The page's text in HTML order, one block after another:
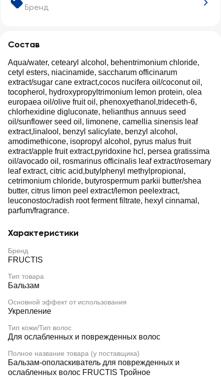
Бренд
Состав
Aqua/water, cetearyl alcohol, behentrimonium chloride,
cetyl esters, niacinamide, saccharum officinarum
extract/sugar cane extract,cocos nucifera oil/coconut oil,
tocopherol, hydroxypropyltrimonium lemon protein, olea
europaea oil/olive fruit oil, phenoxyethanol,trideceth-6,
chlorhexidine digluconate, helianthus annuus seed
oil/sunflower seed oil, limonene, camellia sinensis leaf
extract,linalool, benzyl salicylate, benzyl alcohol,
amodimethicone, isopropyl alcohol, pyrus malus fruit
extract/apple fruit extract,pyridoxine hcl, persea gratissima
oil/avocado oil, rosmarinus officinalis leaf extract/rosemary
leaf extract, citric acid,butylphenyl methylpropional,
cetrimonium chloride, butyrospermum parkii butter/shea
butter, citrus limon peel extract/lemon peelextract,
leuconostoc/radish root ferment filtrate, hexyl cinnamal,
parfum/fragrance.
Характеристики
Бренд
FRUCTIS
Тип товара
Бальзам
Основной эффект от использования
Укрепление
Тип кожи/Тип волос
Для ослабленных и поврежденных волос
Полное название товара (у поставщика)
Бальзам-ополаскиватель для поврежденных и
ослабленных волос FRUCTIS Тройное